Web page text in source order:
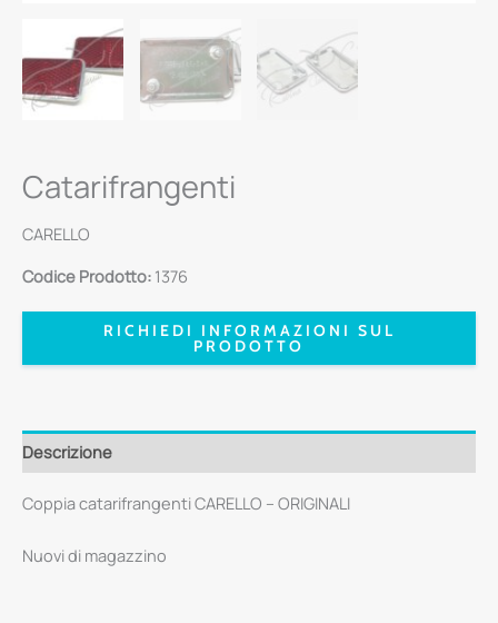
Catarifrangenti
CARELLO
Codice Prodotto: 1376
RICHIEDI INFORMAZIONI SUL
PRODOTTO
Descrizione
Coppia catarifrangenti CARELLO – ORIGINALI
Nuovi di magazzino